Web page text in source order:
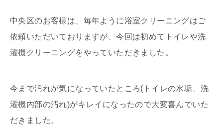
中央区のお客様は、毎年ように浴室クリーニングはご
依頼いただいておりますが、今回は初めてトイレや洗
濯機クリーニングをやっていただきました。
今まで汚れが気になっていたところ(トイレの水垢、洗
濯機内部の汚れ)がキレイになったので大変喜んでいた
だきました。